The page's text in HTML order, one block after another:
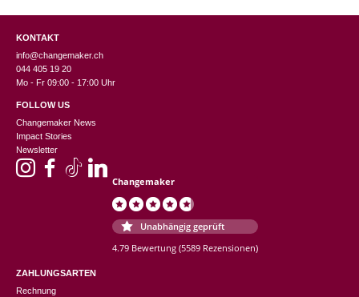
KONTAKT
info@changemaker.ch
044 405 19 20
Mo - Fr 09:00 - 17:00 Uhr
FOLLOW US
Changemaker News
Impact Stories
Newsletter
Changemaker
Unabhängig geprüft
4.79 Bewertung (5589 Rezensionen)
ZAHLUNGSARTEN
Rechnung